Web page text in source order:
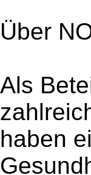
Über
Als
haben